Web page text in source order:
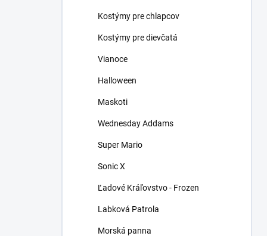
Kostýmy pre chlapcov
Kostýmy pre dievčatá
Vianoce
Halloween
Maskoti
Wednesday Addams
Super Mario
Sonic X
Ľadové Kráľovstvo - Frozen
Labková Patrola
Morská panna